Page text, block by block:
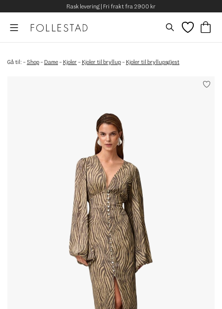
Rask levering | Fri frakt fra 2900 kr
Gå til: – Shop – Dame – Kjoler – Kjoler til bryllup – Kjoler til bryllupsgjest